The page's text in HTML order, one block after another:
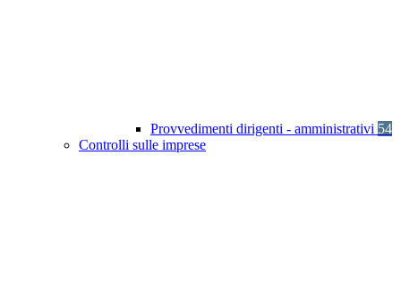
Provvedimenti dirigenti - amministrativi 54
Controlli sulle imprese